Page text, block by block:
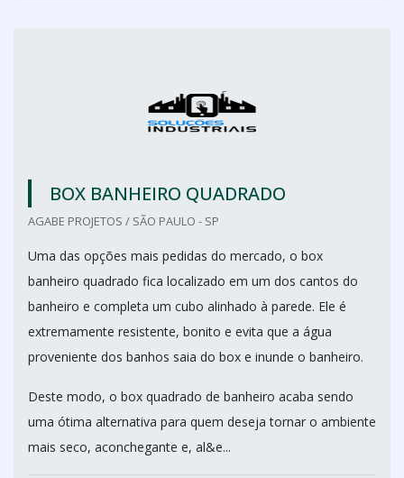
BOX BANHEIRO QUADRADO
AGABE PROJETOS / SÃO PAULO - SP
Uma das opções mais pedidas do mercado, o box
banheiro quadrado fica localizado em um dos cantos do
banheiro e completa um cubo alinhado à parede. Ele é
extremamente resistente, bonito e evita que a água
proveniente dos banhos saia do box e inunde o banheiro.
Deste modo, o box quadrado de banheiro acaba sendo
uma ótima alternativa para quem deseja tornar o ambiente
mais seco, aconchegante e, al&e...